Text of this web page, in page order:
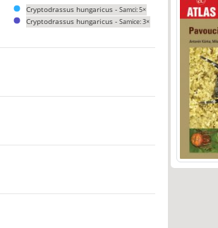
Cryptodrassus hungaricus - Samci: 5×
Cryptodrassus hungaricus - Samice: 3×